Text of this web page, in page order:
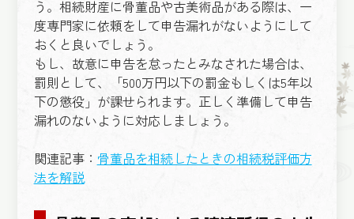
う。相続財産に骨董品や古美術品がある際は、一
度専門家に依頼をして申告漏れがないようにして
おくと良いでしょう。
もし、故意に申告を怠ったとみなされた場合は、
罰則として、「500万円以下の罰金もしくは5年以
下の懲役」が課せられます。正しく準備して申告
漏れのないように対応しましょう。
関連記事： 骨董品を相続したときの相続税評価方
法を解説